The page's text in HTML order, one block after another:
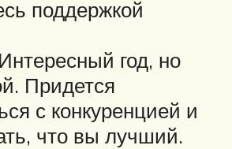
поддержкой
год, но
Придется
с конкуренцией и
что вы лучший.